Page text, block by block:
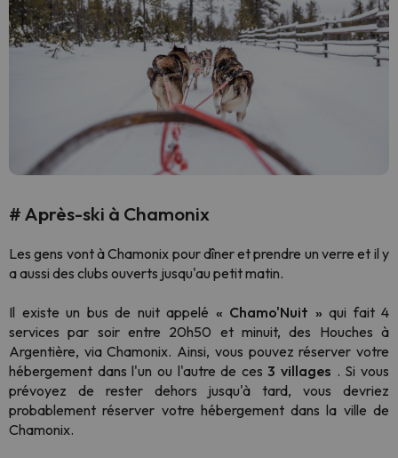
# Après-ski à Chamonix
Les gens vont à Chamonix pour dîner et prendre un verre et il y
a aussi des clubs ouverts jusqu'au petit matin.
Il existe un bus de nuit appelé « Chamo'Nuit » qui fait 4
services par soir entre 20h50 et minuit, des Houches à
Argentière, via Chamonix. Ainsi, vous pouvez réserver votre
hébergement dans l'un ou l'autre de ces3 villages . Si vous
prévoyez de rester dehors jusqu'à tard, vous devriez
probablement réserver votre hébergement dans la ville de
Chamonix.